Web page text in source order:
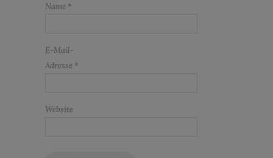
Name *
E-Mail-
Adresse *
Website